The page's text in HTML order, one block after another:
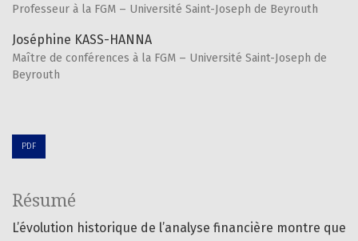
Professeur à la FGM – Université Saint-Joseph de Beyrouth
Joséphine KASS-HANNA
Maître de conférences à la FGM – Université Saint-Joseph de
Beyrouth
PDF
Résumé
L’évolution historique de l’analyse financière montre que